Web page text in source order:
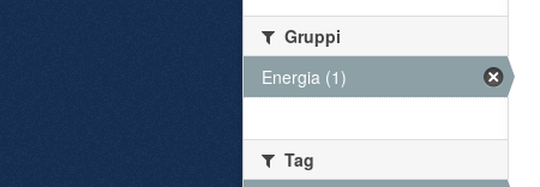
Gruppi
Energia (1)
Tag